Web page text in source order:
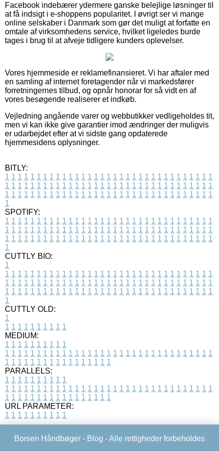
Facebook indebærer ydermere ganske belejlige løsninger til
at få indsigt i e-shoppens popularitet. I øvrigt ser vi mange
online selskaber i Danmark som gør det muligt at forfatte en
omtale af virksomhedens service, hvilket ligeledes burde
tages i brug til at afveje tidligere kunders oplevelser.
Vores hjemmeside er reklamefinansieret. Vi har aftaler med
en samling af internet foretagender når vi markedsfører
forretningernes tilbud, og opnår honorar for så vidt en af
vores besøgende realiserer et indkøb.
Vejledning angående varer og webbutikker vedligeholdes tit,
men vi kan ikke give garantier imod ændringer der muligvis
er udarbejdet efter at vi sidste gang opdaterede
hjemmesidens oplysninger.
BITLY:
1 1 1 1 1 1 1 1 1 1 1 1 1 1 1 1 1 1 1 1 1 1 1 1 1 1 1 1 1 1 1 1 1
1 1 1 1 1 1 1 1 1 1 1 1 1 1 1 1 1 1 1 1 1 1 1 1 1 1 1 1 1 1 1 1 1
1 1 1 1 1 1 1 1 1 1 1 1 1 1 1 1 1 1 1 1 1 1 1 1 1 1 1 1 1 1 1 1 1
1
SPOTIFY:
1 1 1 1 1 1 1 1 1 1 1 1 1 1 1 1 1 1 1 1 1 1 1 1 1 1 1 1 1 1 1 1 1
1 1 1 1 1 1 1 1 1 1 1 1 1 1 1 1 1 1 1 1 1 1 1 1 1 1 1 1 1 1 1 1 1
1 1 1 1 1 1 1 1 1 1 1 1 1 1 1 1 1 1 1 1 1 1 1 1 1 1 1 1 1 1 1 1 1
1
CUTTLY BIO:
1
1 1 1 1 1 1 1 1 1 1 1 1 1 1 1 1 1 1 1 1 1 1 1 1 1 1 1 1 1 1 1 1 1
1 1 1 1 1 1 1 1 1 1 1 1 1 1 1 1 1 1 1 1 1 1 1 1 1 1 1 1 1 1 1 1 1
1 1 1 1 1 1 1 1 1 1 1 1 1 1 1 1 1 1 1 1 1 1 1 1 1 1 1 1 1 1 1 1 1
1
CUTTLY OLD:
1
1 1 1 1 1 1 1 1 1 1
MEDIUM:
1 1 1 1 1 1 1 1 1 1
1 1 1 1 1 1 1 1 1 1 1 1 1 1 1 1 1 1 1 1 1 1 1 1 1 1 1 1 1 1 1 1 1
1 1 1 1 1 1 1 1 1 1 1 1 1 1 1 1 1
PARALLELS:
1 1 1 1 1 1 1 1 1 1
1 1 1 1 1 1 1 1 1 1 1 1 1 1 1 1 1 1 1 1 1 1 1 1 1 1 1 1 1 1 1 1 1
1 1 1 1 1 1 1 1 1 1 1 1 1 1 1 1 1
URL PARAMETER:
1 1 1 1 1 1 1 1 1 1
Borsen Håndbøger - Blog - Alle rettigheder forbeholdes